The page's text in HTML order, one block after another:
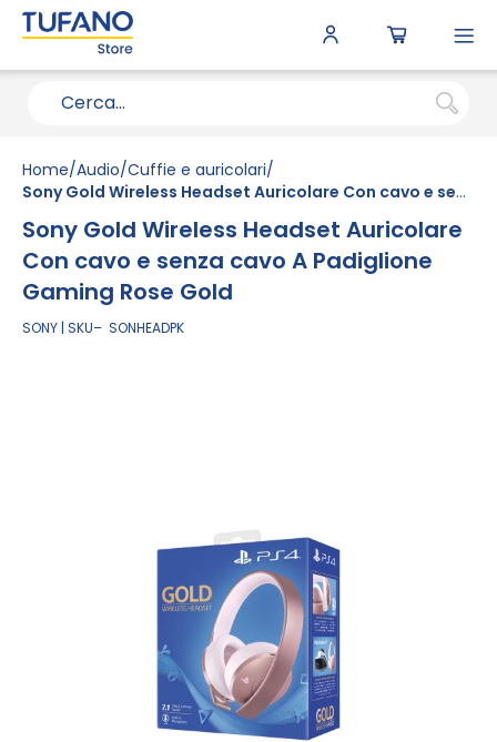
Home Audio Cuffie e auricolari
Sony Gold Wireless Headset Auricolare Con cavo e senza cavo A Padiglione Gaming Rose Gold
Sony Gold Wireless Headset Auricolare
Con cavo e senza cavo A Padiglione
Gaming Rose Gold
SONY SKU SONHEADPK